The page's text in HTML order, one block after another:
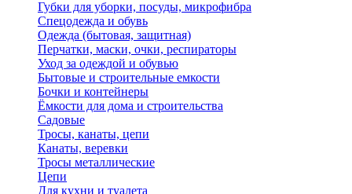
Губки для уборки, посуды, микрофибра
Спецодежда и обувь
Одежда (бытовая, защитная)
Перчатки, маски, очки, респираторы
Уход за одеждой и обувью
Бытовые и строительные емкости
Бочки и контейнеры
Ёмкости для дома и строительства
Садовые
Тросы, канаты, цепи
Канаты, веревки
Тросы металлические
Цепи
Для кухни и туалета